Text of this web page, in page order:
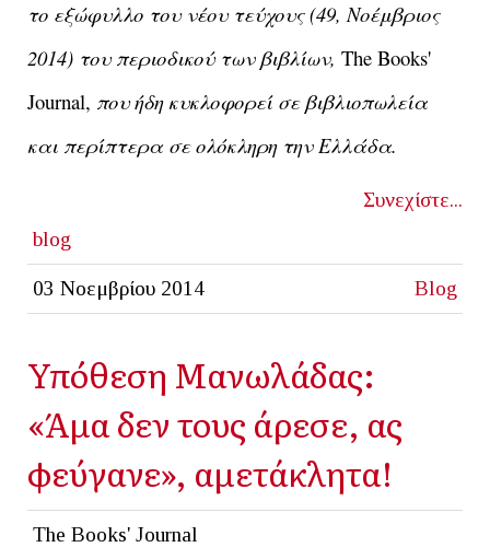
το εξώφυλλο του νέου τεύχους (49, Νοέμβριος
2014) του περιοδικού των βιβλίων, The Books'
Journal, που ήδη κυκλοφορεί σε βιβλιοπωλεία
και περίπτερα σε ολόκληρη την Ελλάδα.
Συνεχίστε...
blog
03 Νοεμβρίου 2014 Blog
Υπόθεση Μανωλάδας:
«Άμα δεν τους άρεσε, ας
φεύγανε», αμετάκλητα!
The Books' Journal